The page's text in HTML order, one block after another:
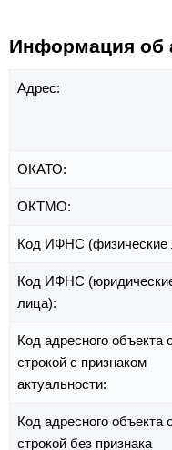
Информация об
Адрес:
ОКАТО:
ОКТМО:
Код ИФНС (физические
Код ИФНС
лица):
Код адресного объекта
строкой с признаком
актуальности:
Код адресного объекта
строкой без признака